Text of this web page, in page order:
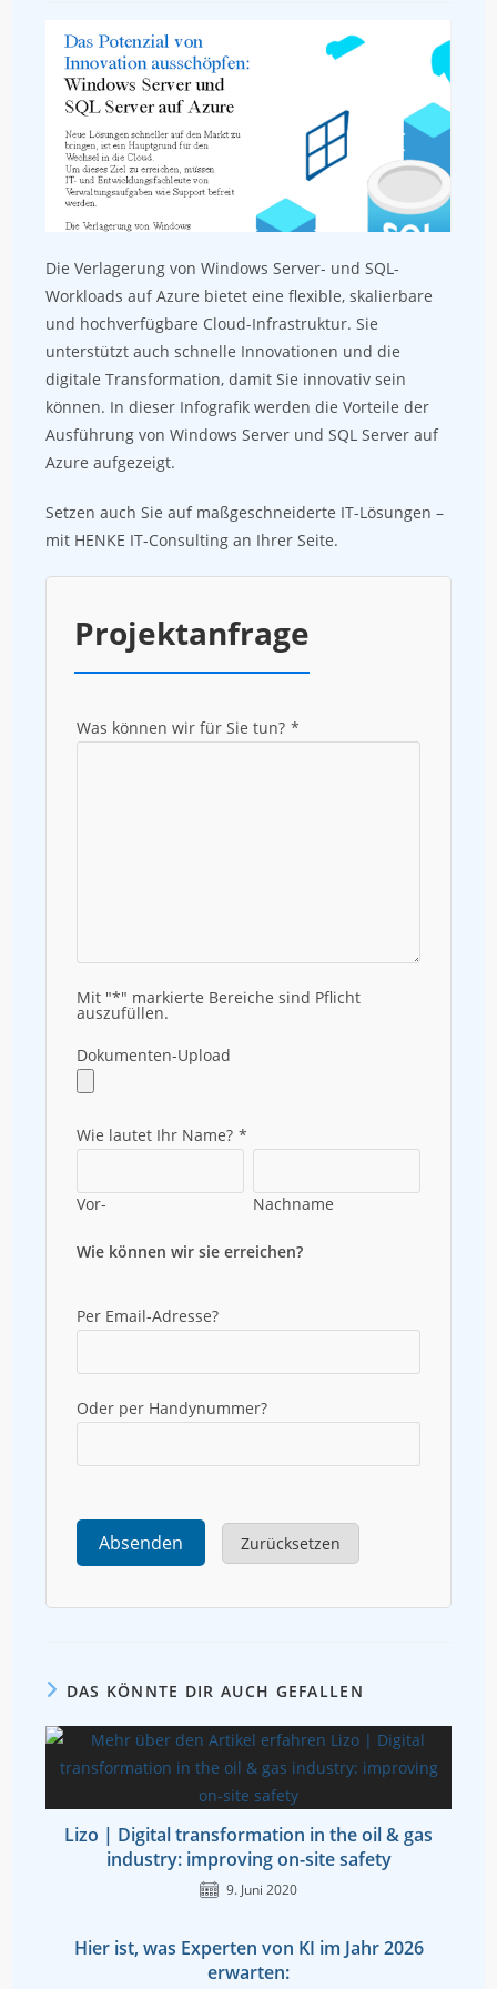
Die Verlagerung von Windows Server- und SQL-
Workloads auf Azure bietet eine flexible, skalierbare
und hochverfügbare Cloud-Infrastruktur. Sie
unterstützt auch schnelle Innovationen und die
digitale Transformation, damit Sie innovativ sein
können. In dieser Infografik werden die Vorteile der
Ausführung von Windows Server und SQL Server auf
Azure aufgezeigt.
Setzen auch Sie auf maßgeschneiderte IT-Lösungen –
mit HENKE IT-Consulting an Ihrer Seite.
Projektanfrage
Was können wir für Sie tun? *
Mit "*" markierte Bereiche sind Pflicht
auszufüllen.
Dokumenten-Upload
Wie lautet Ihr Name? *
Vor- Nachname
Wie können wir sie erreichen?
Per Email-Adresse?
Oder per Handynummer?
Absenden Zurücksetzen
DAS KÖNNTE DIR AUCH GEFALLEN
Lizo | Digital transformation in the oil & gas
industry: improving on-site safety
9. Juni 2020
Hier ist, was Experten von KI im Jahr 2026
erwarten: